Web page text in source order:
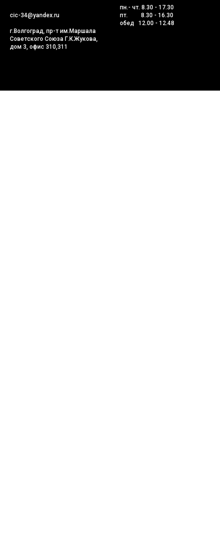
cic-34@yandex.ru
г.Волгоград, пр-т им.Маршала
Советского Союза Г.К.Жукова,
дом 3, офис 310,311
пн.- чт. 8.30 - 17.30
пт. 8.30 - 16.30
обед 12.00 - 12.48